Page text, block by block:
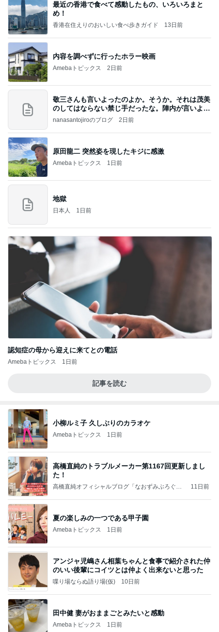
最近の香港で食べて感動したもの、いろいろまと
め！
香港在住えりのおいしい食べ歩きガイド 13日前
内容を調べずに行ったホラー映画
Amebaトピックス 2日前
敬三さんも言いよったのよか。そうか。それは茂美
のしてはならない禁じ手だったな。陣内が言いよる
のよ
nanasantojiroのブログ 2日前
原田龍二 突然姿を現したキジに感激
Amebaトピックス 1日前
地獄
日本人 1日前
認知症の母から迎えに来てとの電話
Amebaトピックス 1日前
記事を読む
小柳ルミ子 久しぶりのカラオケ
Amebaトピックス 1日前
高橋直純のトラブルメーカー第1167回更新しまし
た！
高橋直純オフィシャルブログ「なおずみぶろぐ」
11日前
夏の楽しみの一つである甲子園
Amebaトピックス 1日前
アンジャ児嶋さん相葉ちゃんと食事で紹介された仲
のいい後輩にコイツとは仲よく出来ないと思った
喋り場ならぬ語り場(仮) 10日前
田中健 妻がおままごとみたいと感動
Amebaトピックス 1日前